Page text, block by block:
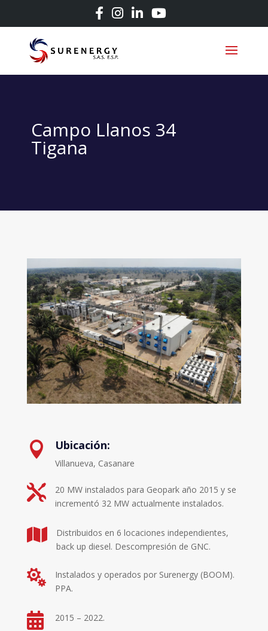
Campo Llanos 34
Tigana
 Ubicación:
Villanueva, Casanare

20 MW instalados para Geopark año 2015 y se
incrementó 32 MW actualmente instalados.

Distribuidos en 6 locaciones independientes,
back up diesel. Descompresión de GNC.

Instalados y operados por Surenergy (BOOM).
PPA.
 2015 – 2022.